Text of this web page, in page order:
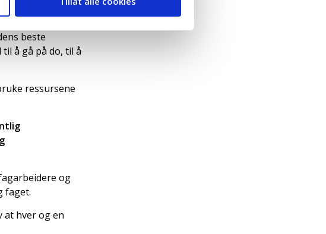
beste
å gå på do, til å
ressursene
og
faget.
at hver og en